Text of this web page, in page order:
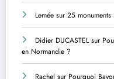
Lemée sur 25
Didier DUCASTELsur
en Normandie ?
Rachel sur Pourquoi